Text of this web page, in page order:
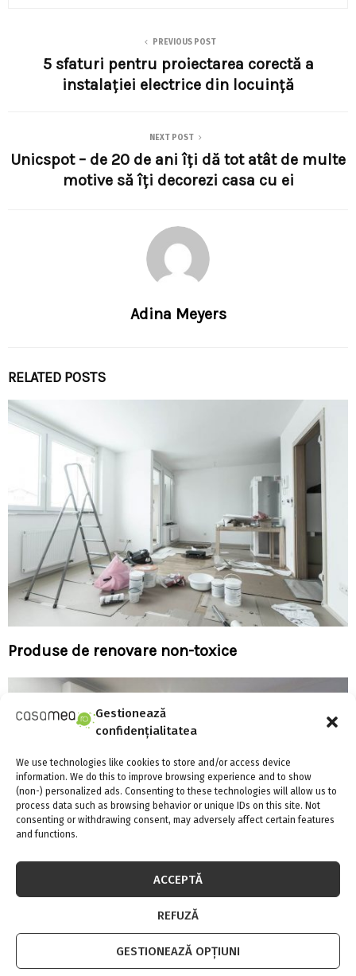
Gestionează
confidențialitatea
We use technologies like cookies to store and/or access device
information. We do this to improve browsing experience and to show
(non-) personalized ads. Consenting to these technologies will allow us to
process data such as browsing behavior or unique IDs on this site. Not
consenting or withdrawing consent, may adversely affect certain features
and functions.
ACCEPTĂ
REFUZĂ
GESTIONEAZĂ OPȚIUNI
PREVIOUS POST
5 sfaturi pentru proiectarea corectă a
instalației electrice din locuință
NEXT POST
Unicspot – de 20 de ani îți dă tot atât de multe
motive să îți decorezi casa cu ei
Adina Meyers
RELATED POSTS
Produse de renovare non-toxice
Descopera noua tehnologie cu aparate aer
conditionat de la Alex-ir Decor!